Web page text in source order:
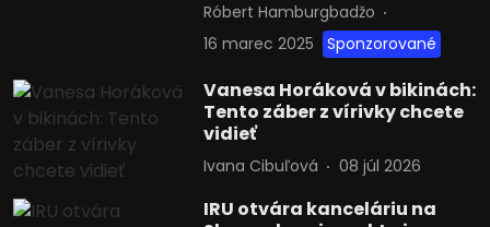
Róbert Hamburgbadžo
16 marec 2025
Sponzorované
Vanesa Horáková v bikinách:
Tento záber z vírivky chcete
vidieť
Ivana Cibuľová 08 júl 2026
IRU otvára kanceláriu na